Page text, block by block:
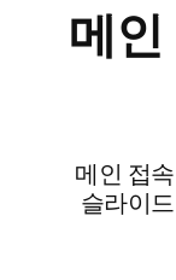
메인
메인 접
슬라이